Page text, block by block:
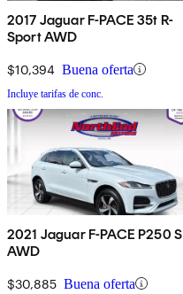
2017 Jaguar F-PACE 35t R-
Sport AWD
$10,394 Buena oferta
Incluye tarifas de conc.
2021 Jaguar F-PACE P250 S
AWD
$30,885 Buena oferta